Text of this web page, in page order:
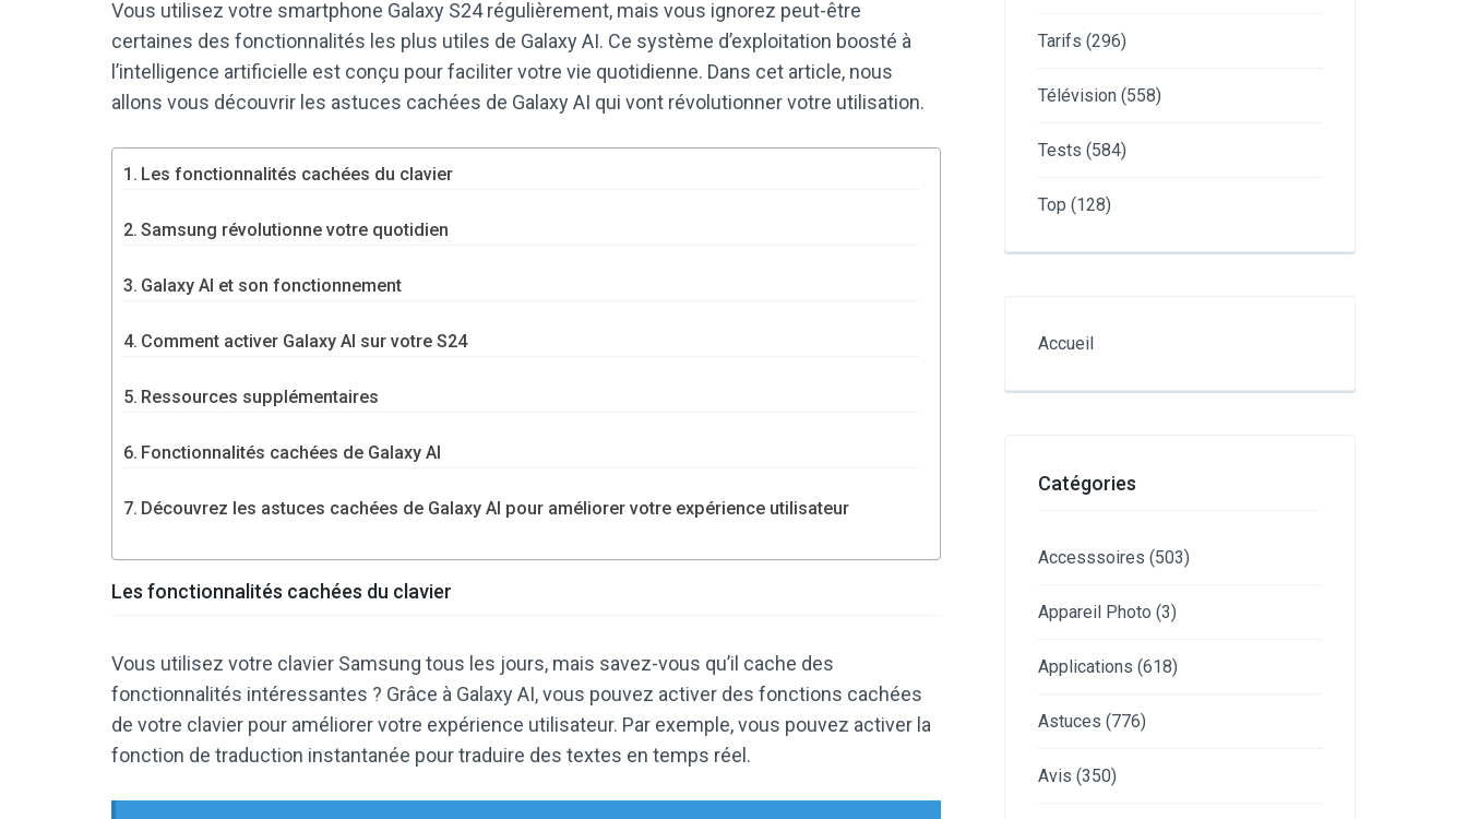
Vous utilisez votre smartphone Galaxy S24 régulièrement, mais vous ignorez peut-être
certaines des fonctionnalités les plus utiles de Galaxy AI. Ce système d’exploitation boosté à
l’intelligence artificielle est conçu pour faciliter votre vie quotidienne. Dans cet article, nous
allons vous découvrir les astuces cachées de Galaxy AI qui vont révolutionner votre utilisation.
Les fonctionnalités cachées du clavier
Samsung révolutionne votre quotidien
Galaxy AI et son fonctionnement
Comment activer Galaxy AI sur votre S24
Ressources supplémentaires
Fonctionnalités cachées de Galaxy AI
Découvrez les astuces cachées de Galaxy AI pour améliorer votre expérience utilisateur
Les fonctionnalités cachées du clavier
Vous utilisez votre clavier Samsung tous les jours, mais savez-vous qu’il cache des
fonctionnalités intéressantes ? Grâce à Galaxy AI, vous pouvez activer des fonctions cachées
de votre clavier pour améliorer votre expérience utilisateur. Par exemple, vous pouvez activer la
fonction de traduction instantanée pour traduire des textes en temps réel.
Tarifs (296)
Télévision (558)
Tests (584)
Top (128)
Accueil
Catégories
Accesssoires (503)
Appareil Photo (3)
Applications (618)
Astuces (776)
Avis (350)